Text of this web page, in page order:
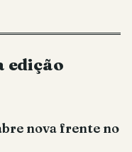
edição
nova frente no